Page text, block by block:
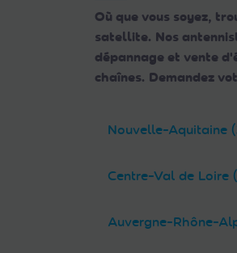
Où que vous soyez,
satellite. Nos
dépannage et vente
chaînes. Demandez
Nouvelle-Aquitaine
Centre-Val de Loire
Auvergne-Rhône-